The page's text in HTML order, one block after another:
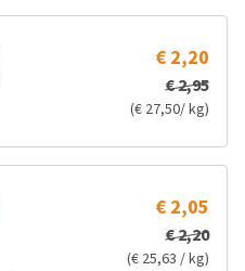
€ 2,20
€ 2,95
(€ 27,50/ kg)
€ 2,05
€ 2,20
(€ 25,63 / kg)